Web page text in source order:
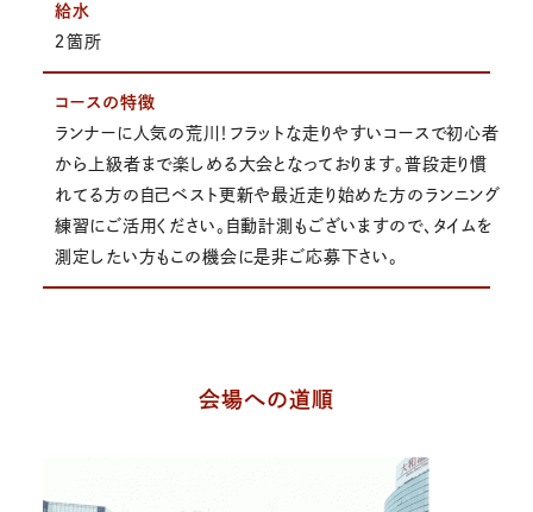
給水
２箇所
コースの特徴
ランナーに人気の荒川！フラットな走りやすいコースで初心者
から上級者まで楽しめる大会となっております。普段走り慣
れてる方の自己ベスト更新や最近走り始めた方のランニング
練習にご活用ください。自動計測もございますので、タイムを
測定したい方もこの機会に是非ご応募下さい。
会場への道順